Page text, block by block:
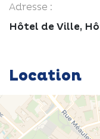
Adresse :
Hôtel de Ville,
Location